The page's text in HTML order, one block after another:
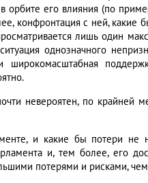
его влияния (по
конфронтация с ней,
лишь один
однозначного
и широкомасштабная
невероятен, по крайней
и какие бы потери не
и, тем более, его
потерями и рисками,